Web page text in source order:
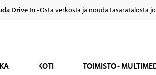
Drive In- Osta verkosta ja nouda tavaratalosta
KOTI TOIMISTO -